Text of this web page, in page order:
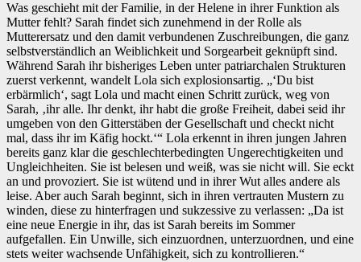
Was geschieht mit der Familie, in der Helene in ihrer Funktion als
Mutter fehlt? Sarah findet sich zunehmend in der Rolle als
Mutterersatz und den damit verbundenen Zuschreibungen, die ganz
selbstverständlich an Weiblichkeit und Sorgearbeit geknüpft sind.
Während Sarah ihr bisheriges Leben unter patriarchalen Strukturen
zuerst verkennt, wandelt Lola sich explosionsartig. „‘Du bist
erbärmlich‘, sagt Lola und macht einen Schritt zurück, weg von
Sarah, ‚ihr alle. Ihr denkt, ihr habt die große Freiheit, dabei seid ihr
umgeben von den Gitterstäben der Gesellschaft und checkt nicht
mal, dass ihr im Käfig hockt.‘“ Lola erkennt in ihren jungen Jahren
bereits ganz klar die geschlechterbedingten Ungerechtigkeiten und
Ungleichheiten. Sie ist belesen und weiß, was sie nicht will. Sie eckt
an und provoziert. Sie ist wütend und in ihrer Wut alles andere als
leise. Aber auch Sarah beginnt, sich in ihren vertrauten Mustern zu
winden, diese zu hinterfragen und sukzessive zu verlassen: „Da ist
eine neue Energie in ihr, das ist Sarah bereits im Sommer
aufgefallen. Ein Unwille, sich einzuordnen, unterzuordnen, und eine
stets weiter wachsende Unfähigkeit, sich zu kontrollieren.“